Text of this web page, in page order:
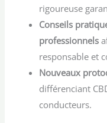
rigoureuse
Conseils
professionnels
responsable et
Nouveaux
différenciant
conducteurs.